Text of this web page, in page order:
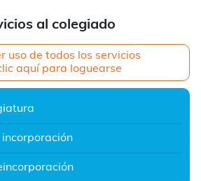
al colegiado
uso de todos los servicios
aquí para loguearse
incorporación